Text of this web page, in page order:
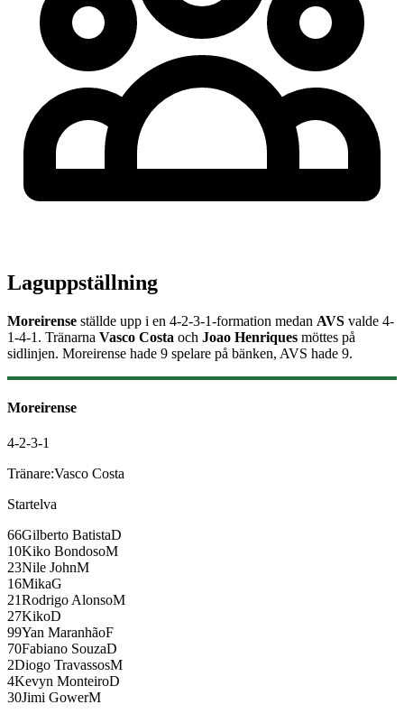
Laguppställning
Moreirense ställde upp i en 4-2-3-1-formation medan AVS valde 4-
1-4-1 . Tränarna Vasco Costa och Joao Henriques möttes på
sidlinjen. Moreirense hade 9 spelare på bänken, AVS hade 9.
Moreirense
4-2-3-1
Tränare:Vasco Costa
Startelva
66Gilberto BatistaD
10Kiko BondosoM
23Nile JohnM
16MikaG
21Rodrigo AlonsoM
27KikoD
99Yan MaranhãoF
70Fabiano SouzaD
2Diogo TravassosM
4Kevyn MonteiroD
30Jimi GowerM